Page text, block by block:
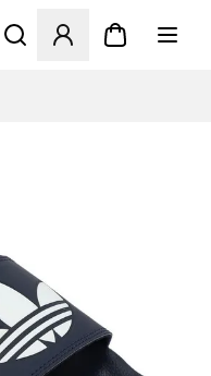
Ανοίγει ένα Modal για να